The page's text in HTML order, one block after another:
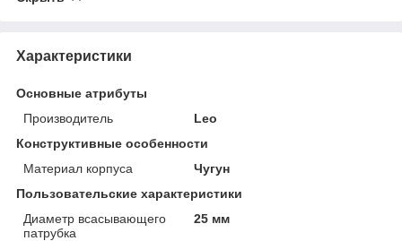
Характеристики
Основные атрибуты
Производитель
Leo
Конструктивные особенности
Материал корпуса
Чугун
Пользовательские характеристики
Диаметр всасывающего
патрубка
25 мм